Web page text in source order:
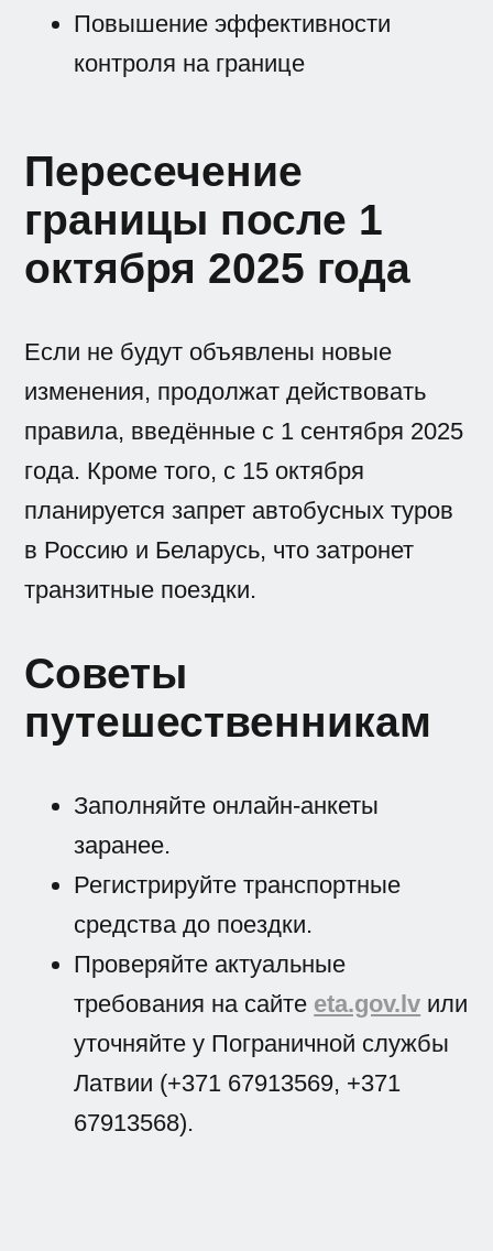
Повышение эффективности
контроля на границе
Пересечение
границы после 1
октября 2025 года
Если не будут объявлены новые
изменения, продолжат действовать
правила, введённые с 1 сентября 2025
года. Кроме того, с 15 октября
планируется запрет автобусных туров
в Россию и Беларусь, что затронет
транзитные поездки.
Советы
путешественникам
Заполняйте онлайн-анкеты
заранее.
Регистрируйте транспортные
средства до поездки.
Проверяйте актуальные
требования на сайте eta.gov.lv или
уточняйте у Пограничной службы
Латвии (+371 67913569, +371
67913568).